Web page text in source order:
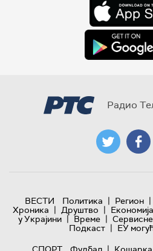
Радио
ВЕСТИ Политика | Регион |
Хроника | Друштво | Економија
у Украјини | Време |
Подкаст | ЕУ